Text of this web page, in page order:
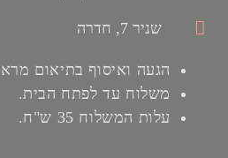
שניר 7, חדרה
הגעה ואיסוף בתיאום
משלוח עד לפתח הבית.
עלות המשלוח 35 ש"ח.